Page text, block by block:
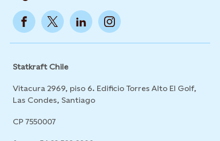
Statkraft Chile
Vitacura 2969, piso 6. Edificio Torres Alto El Golf,
Las Condes, Santiago
CP 7550007